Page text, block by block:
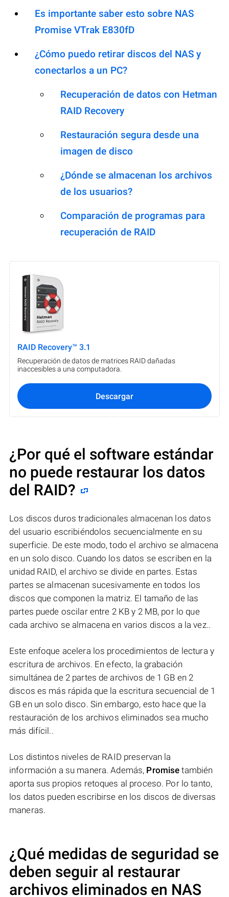
Es importante saber esto sobre NAS
Promise VTrak E830fD
¿Cómo puedo retirar discos del NAS y
conectarlos a un PC?
Recuperación de datos con Hetman
RAID Recovery
Restauración segura desde una
imagen de disco
¿Dónde se almacenan los archivos
de los usuarios?
Comparación de programas para
recuperación de RAID
RAID Recovery™ 3.1
Recuperación de datos de matrices RAID dañadas
inaccesibles a una computadora.
Descargar
¿Por qué el software estándar
no puede restaurar los datos
del RAID?
Los discos duros tradicionales almacenan los datos
del usuario escribiéndolos secuencialmente en su
superficie. De este modo, todo el archivo se almacena
en un solo disco. Cuando los datos se escriben en la
unidad RAID, el archivo se divide en partes. Estas
partes se almacenan sucesivamente en todos los
discos que componen la matriz. El tamaño de las
partes puede oscilar entre 2 KB y 2 MB, por lo que
cada archivo se almacena en varios discos a la vez..
Este enfoque acelera los procedimientos de lectura y
escritura de archivos. En efecto, la grabación
simultánea de 2 partes de archivos de 1 GB en 2
discos es más rápida que la escritura secuencial de 1
GB en un solo disco. Sin embargo, esto hace que la
restauración de los archivos eliminados sea mucho
más difícil..
Los distintos niveles de RAID preservan la
información a su manera. Además, Promise también
aporta sus propios retoques al proceso. Por lo tanto,
los datos pueden escribirse en los discos de diversas
maneras.
¿Qué medidas de seguridad se
deben seguir al restaurar
archivos eliminados en NAS